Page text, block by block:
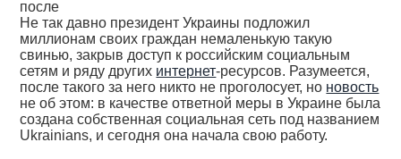
после
Не так давно президент Украины подложил
миллионам своих граждан немаленькую такую
свинью, закрыв доступ к российским социальным
сетям и ряду других интернет-ресурсов. Разумеется,
после такого за него никто не проголосует, но новость
не об этом: в качестве ответной меры в Украине была
создана собственная социальная сеть под названием
Ukrainians, и сегодня она начала свою работу.